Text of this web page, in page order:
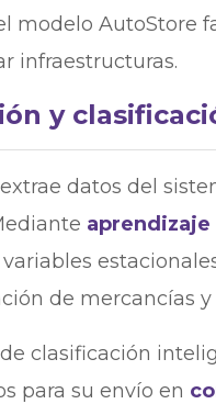
modelo AutoStore
infraestructuras.
y
datos del
de mercancías
clasificación
para su envío en